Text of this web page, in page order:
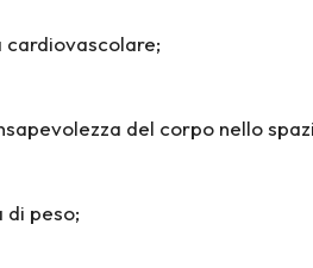
del corpo nello
peso;